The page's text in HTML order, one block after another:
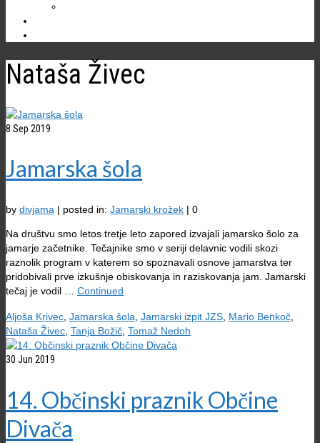
Nataša Živec
8 Sep 2019
Jamarska šola
by divjama | posted in: Jamarski krožek | 0
Na društvu smo letos tretje leto zapored izvajali jamarsko šolo za
jamarje začetnike. Tečajnike smo v seriji delavnic vodili skozi
raznolik program v katerem so spoznavali osnove jamarstva ter
pridobivali prve izkušnje obiskovanja in raziskovanja jam. Jamarski
tečaj je vodil … Continued
Aljoša Krivec Jamarska šola Jamarski izpit JZS Mario Benkoč
Nataša Živec Tanja Božič Tomaž Nedoh
30 Jun 2019
14. Občinski praznik Občine
Divača